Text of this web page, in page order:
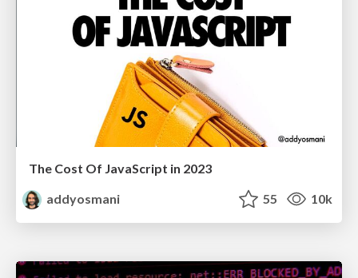
The Cost Of JavaScript in 2023
addyosmani
55 10k